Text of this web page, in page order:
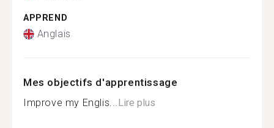
APPREND
Anglais
Mes objectifs d'apprentissage
Improve my Englis...Lire plus